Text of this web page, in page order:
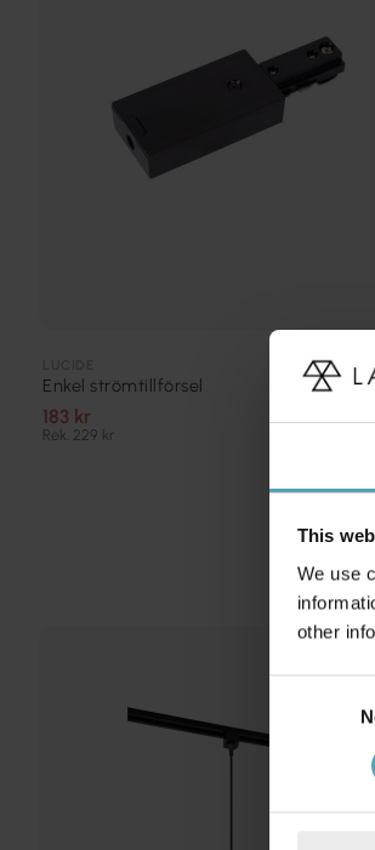
This
We use
other
Enkel strömtillförsel
183 kr
Rek. 229 kr